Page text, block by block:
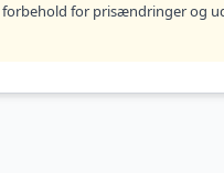
for prisændringer og